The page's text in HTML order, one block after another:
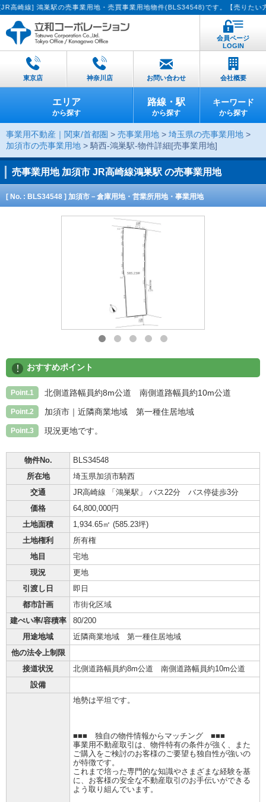
鴻巣駅の売事業用地・売買事業用地物件(BLS34548)です。【売りたい方へ：簡
会員ページ
LOGIN
東京店 神奈川店 お問い合わせ 会社概要
エリア
から探す
路線・駅
から探す
キーワード
から探す
事業用不動産｜関東/首都圏 > 売事業用地 > 埼玉県の売事業用地 >
加須市の売事業用地 > 騎西-鴻巣駅-物件詳細[売事業用地]
売事業用地加須市 JR高崎線鴻巣駅 の売事業用地
[ No. : BLS34548 ] 加須市－倉庫用地・営業所用地・事業用地
! おすすめポイント
Point.1 北側道路幅員約8m公道 南側道路幅員約10m公道
Point.2 加須市｜近隣商業地域 第一種住居地域
Point.3 現況更地です。
物件No.
BLS34548
所在地
埼玉県加須市騎西
交通
JR高崎線 「鴻巣駅」 バス22分 バス停徒歩3分
価格
64,800,000円
土地面積
1,934.65㎡ (585.23坪)
土地権利
所有権
地目
宅地
現況
更地
引渡し日
即日
都市計画
市街化区域
建ぺい率/容積率
80/200
用途地域
近隣商業地域 第一種住居地域
他の法令上制限
接道状況
北側道路幅員約8m公道 南側道路幅員約10m公道
設備
地勢は平坦です。
■■■ 独自の物件情報からマッチング ■■■
事業用不動産取引は、物件特有の条件が強く、また
ご購入をご検討のお客様のご要望も独自性が強いの
が特徴です。
これまで培った専門的な知識やさまざまな経験を基
に、お客様の安全な不動産取引のお手伝いができる
よう取り組んでいます。